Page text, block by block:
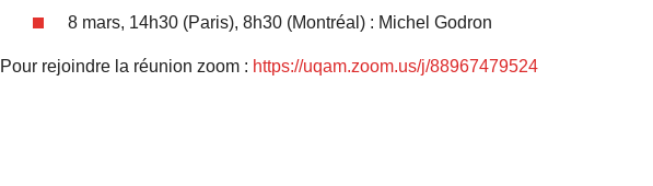
8 mars, 14h30 (Paris), 8h30 (Montréal) : Michel Godron
Pour rejoindre la réunion zoom : https://uqam.zoom.us/j/88967479524